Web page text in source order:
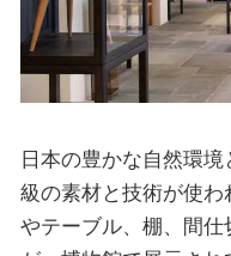
日本の豊かな自然環
級の素材と技術が使
やテーブル、棚、間